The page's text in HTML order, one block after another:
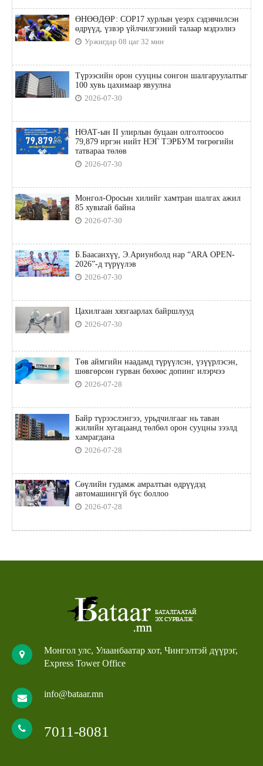
ӨНӨӨДӨР: COP17 хурлын үеэрх сэдэвчилсэн
өдрүүд, үзвэр үйлчилгээний талаар мэдээлнэ
Уржигдар 08 цаг 32 мин
Түрээсийн орон сууцны сонгон шалгаруулалтыг
100 хувь цахимаар явуулна
2026-07-30
НӨАТ-ын II улирлын буцаан олголтоосоо
79,879 иргэн нийт НЭГ ТЭРБУМ төгрөгийн
татвараа төлөв
2026-07-30
Монгол-Оросын хилийг хамтран шалгах ажил
85 хувьтай байна
2026-07-30
Б.Баасанхүү, Э.Ариунболд нар “ARA OPEN-
2026”-д түрүүлэв
2026-07-30
Цахилгаан хязгаарлах байршлууд
2026-07-30
Төв аймгийн наадамд түрүүлсэн, үзүүрлэсэн,
шөвгөрсөн гурван бөхөөс допинг илэрчээ
2026-07-28
Байр түрээслэнгээ, урьдчилгааг нь таван
жилийн хугацаанд төлбөл орон сууцны зээлд
хамрагдана
2026-07-28
Сөүлийн гудамж амралтын өдрүүдэд
автомашингүй бүс боллоо
2026-07-28
Монгол улс, Улаанбаатар хот, Чингэлтэй дүүрэг,
Express Tower Office
info@bataar.mn
7011-8081